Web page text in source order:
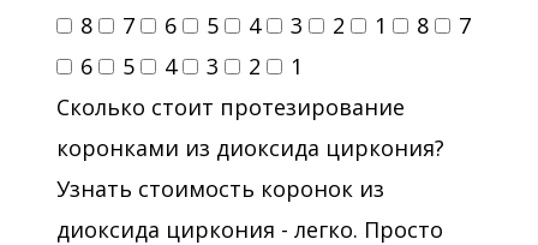
8
7 6 5 4 3 2 1 8
7
6
5 4 3 2
1
Сколько стоит протезирование
коронками из диоксида циркония?
Узнать стоимость коронок из
диоксида циркония - легко. Просто